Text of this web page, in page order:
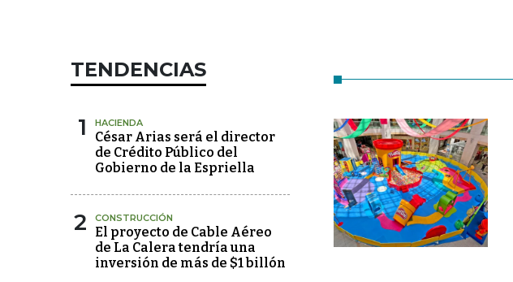
TENDENCIAS
1 HACIENDA
César Arias será el director
de Crédito Público del
Gobierno de la Espriella
2 CONSTRUCCIÓN
El proyecto de Cable Aéreo
de La Calera tendría una
inversión de más de $1 billón